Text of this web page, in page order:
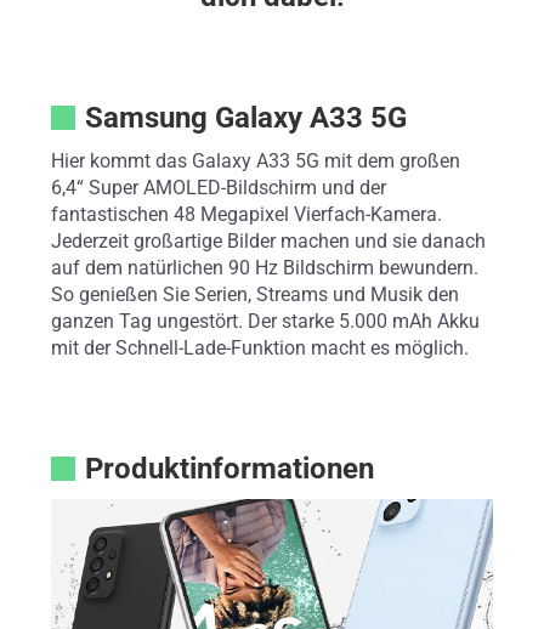
Samsung Galaxy A33 5G
Hier kommt das Galaxy A33 5G mit dem großen
6,4“ Super AMOLED-Bildschirm und der
fantastischen 48 Megapixel Vierfach-Kamera.
Jederzeit großartige Bilder machen und sie danach
auf dem natürlichen 90 Hz Bildschirm bewundern.
So genießen Sie Serien, Streams und Musik den
ganzen Tag ungestört. Der starke 5.000 mAh Akku
mit der Schnell-Lade-Funktion macht es möglich.
Produktinformationen